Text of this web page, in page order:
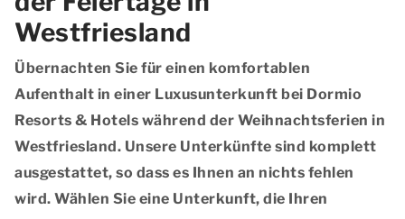
Westfriesland
Übernachten Sie für einen komfortablen
Aufenthalt in einer Luxusunterkunft bei Dormio
Resorts & Hotels während der Weihnachtsferien in
Westfriesland. Unsere Unterkünfte sind komplett
ausgestattet, so dass es Ihnen an nichts fehlen
wird. Wählen Sie eine Unterkunft, die Ihren